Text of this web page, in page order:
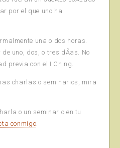
por el que uno ha
una o dos horas.
uno, dos, o tres dÃ­as. No
previa con el I Ching.
charlas o seminarios, mira
o un seminario en tu
conmigo